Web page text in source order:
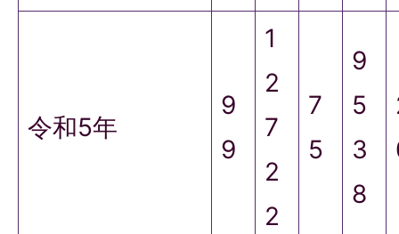
令和5年
9
9
1
2
7
2
2
7
5
9
5
3
8